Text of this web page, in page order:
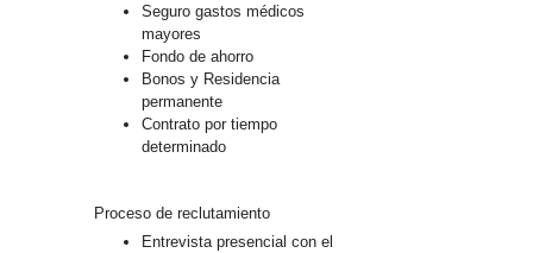
Seguro gastos médicos
mayores
Fondo de ahorro
Bonos y Residencia
permanente
Contrato por tiempo
determinado
Proceso de reclutamiento
Entrevista presencial con el